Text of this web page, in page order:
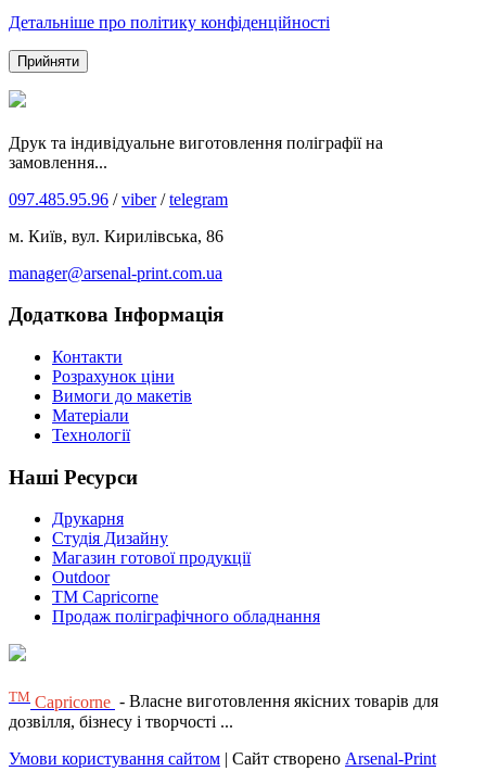
Детальніше про політику конфіденційності
Прийняти
Друк та індивідуальне виготовлення поліграфії на
замовлення...
097.485.95.96 /viber/telegram
м. Київ, вул. Кирилівська, 86
manager@arsenal-print.com.ua
Додаткова Інформація
Контакти
Розрахунок ціни
Вимоги до макетів
Матеріали
Технології
Наші Ресурси
Друкарня
Студія Дизайну
Магазин готової продукції
Outdoor
TM Capricorne
Продаж поліграфічного обладнання
ТМ Capricorne - Власне виготовлення якісних товарів для
дозвілля, бізнесу і творчості ...
Умови користування сайтом | Сайт створено Arsenal-Print